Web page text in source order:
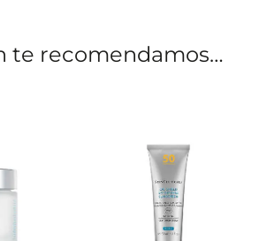
te recomendamos…